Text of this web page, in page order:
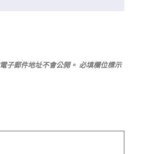
子郵件地址不會公開。 必填欄位標示